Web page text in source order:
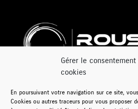
Gérer le consentement
cookies
En poursuivant votre navigation sur ce site,
Cookies ou autres traceurs pour vous proposer
www.rousseau-
Plus de 50 ans